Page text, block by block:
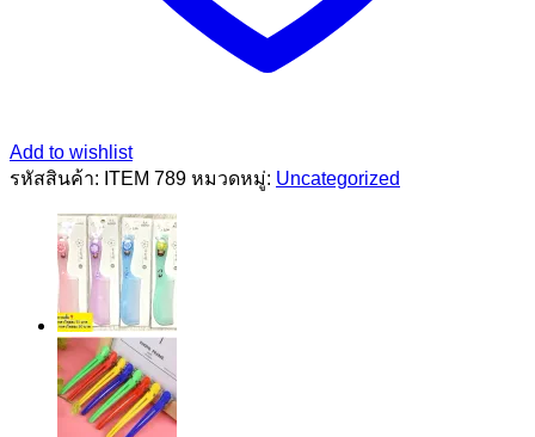
Add to wishlist
รหัสสินค้า: ITEM 789 หมวดหมู่: Uncategorized